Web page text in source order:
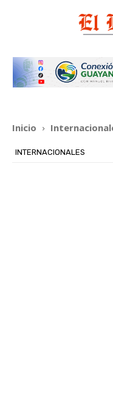
Inicio
INTERNACIONALES